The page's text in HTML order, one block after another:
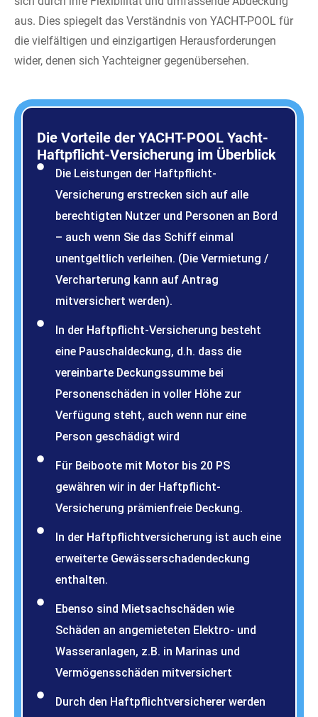
aus. Dies spiegelt das Verständnis von YACHT-POOL für
die vielfältigen und einzigartigen Herausforderungen
wider, denen sich Yachteigner gegenübersehen.
Die Vorteile der YACHT-POOL Yacht-
Haftpflicht-Versicherung im Überblick
Die Leistungen der Haftpflicht-
Versicherung erstrecken sich auf alle
berechtigten Nutzer und Personen an Bord
– auch wenn Sie das Schiff einmal
unentgeltlich verleihen. (Die Vermietung /
Vercharterung kann auf Antrag
mitversichert werden).
In der Haftpflicht-Versicherung besteht
eine Pauschaldeckung, d.h. dass die
vereinbarte Deckungssumme bei
Personenschäden in voller Höhe zur
Verfügung steht, auch wenn nur eine
Person geschädigt wird
Für Beiboote mit Motor bis 20 PS
gewähren wir in der Haftpflicht-
Versicherung prämienfreie Deckung.
In der Haftpflichtversicherung ist auch eine
erweiterte Gewässerschadendeckung
enthalten.
Ebenso sind Mietsachschäden wie
Schäden an angemieteten Elektro- und
Wasseranlagen, z.B. in Marinas und
Vermögensschäden mitversichert
Durch den Haftpflichtversicherer werden